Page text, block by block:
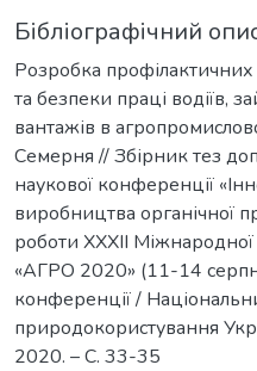
Бібліографічний
Розробка
та безпеки праці водіїв,
вантажів в
Семерня // Збірник тез
наукової конференції
виробництва органічної
роботи XXXII
«АГРО 2020» (11-14
конференції /
природокористування
2020. – C. 33-35